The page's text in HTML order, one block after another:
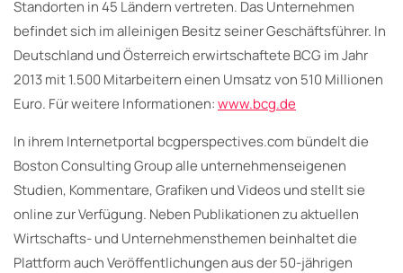
Standorten in 45 Ländern vertreten. Das Unternehmen
befindet sich im alleinigen Besitz seiner Geschäftsführer. In
Deutschland und Österreich erwirtschaftete BCG im Jahr
2013 mit 1.500 Mitarbeitern einen Umsatz von 510 Millionen
Euro. Für weitere Informationen:www.bcg.de
In ihrem Internetportal bcgperspectives.com bündelt die
Boston Consulting Group alle unternehmenseigenen
Studien, Kommentare, Grafiken und Videos und stellt sie
online zur Verfügung. Neben Publikationen zu aktuellen
Wirtschafts- und Unternehmensthemen beinhaltet die
Plattform auch Veröffentlichungen aus der 50-jährigen